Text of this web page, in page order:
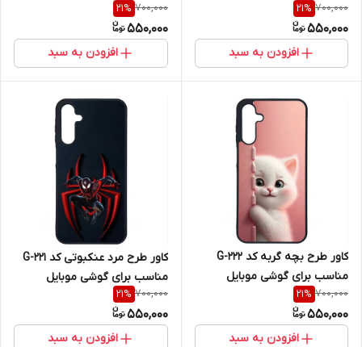
سامسونگ Galaxy A16 4G / A16
5G
700,000
21%
550,000
افزودن به سبد
سامسونگ Galaxy A16 4G / A16
5G
700,000
21%
550,000
افزودن به سبد
کاور طرح بچه گربه کد G-222
مناسب برای گوشی موبایل
سامسونگ Galaxy A16 4G / A16
5G
700,000
21%
550,000
افزودن به سبد
کاور طرح مرد عنکبوتی کد G-221
مناسب برای گوشی موبایل
سامسونگ Galaxy A16 4G / A16
5G
700,000
21%
550,000
افزودن به سبد